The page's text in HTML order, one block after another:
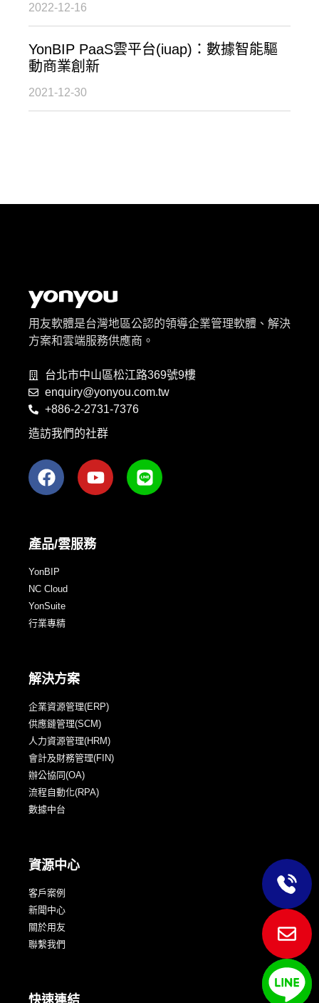
2022-12-16
YonBIP PaaS雲平台(iuap)：數據智能驅
動商業創新
2021-12-30
用友軟體是台灣地區公認的領導企業管理軟體、解決
方案和雲端服務供應商。
台北市中山區松江路369號9樓
enquiry@yonyou.com.tw
+886-2-2731-7376
造訪我們的社群
產品/雲服務
YonBIP
NC Cloud
YonSuite
行業專精
解決方案
企業資源管理(ERP)
供應鏈管理(SCM)
人力資源管理(HRM)
會計及財務管理(FIN)
辦公協同(OA)
流程自動化(RPA)
數據中台
資源中心
客戶案例
新聞中心
關於用友
聯繫我們